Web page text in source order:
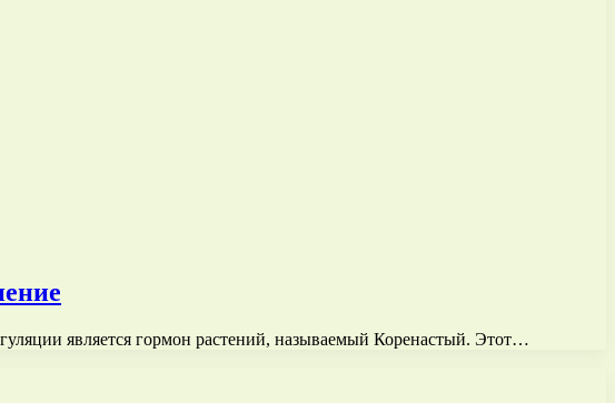
является гормон растений, называемый Коренастый. Этот…